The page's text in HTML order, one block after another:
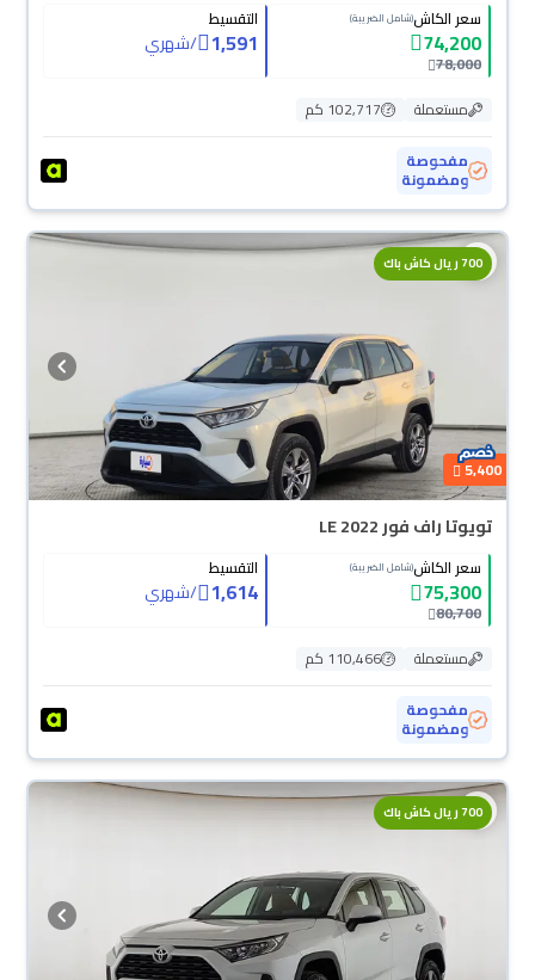
سعر الكاش(شامل الضريبة)
74,200
78,000
التقسيط
1,591
/شهري
مستعملة
102,717 كم
مفحوصة
ومضمونة
700 ريال كاش باك
5,400
تويوتا راف فور LE 2022
سعر الكاش(شامل الضريبة)
75,300
80,700
التقسيط
1,614
/شهري
مستعملة
110,466 كم
مفحوصة
ومضمونة
700 ريال كاش باك